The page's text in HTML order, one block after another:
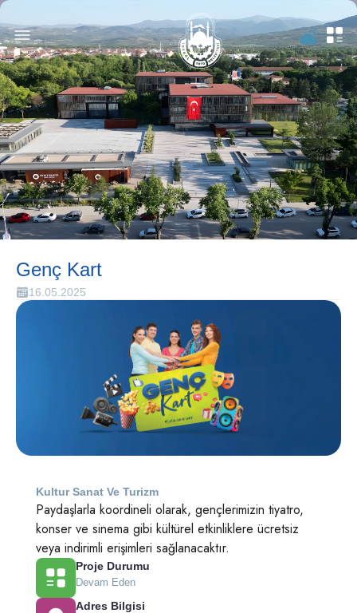
Genç Kart
16.05.2025
Kultur Sanat Ve Turizm
Paydaşlarla koordineli olarak, gençlerimizin tiyatro,
konser ve sinema gibi kültürel etkinliklere ücretsiz
veya indirimli erişimleri sağlanacaktır.
Proje Durumu
Devam Eden
Adres Bilgisi